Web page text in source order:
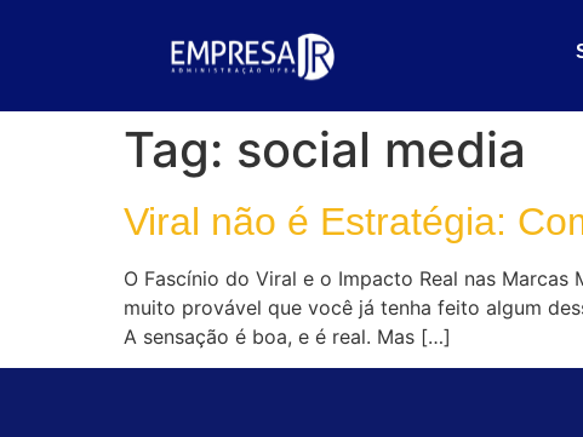
Tag: social media
Viral não é Estratégia:
O Fascínio do Viral e o Impacto Real nas
muito provável que você já tenha feito algum
A sensação é boa, e é real. Mas […]